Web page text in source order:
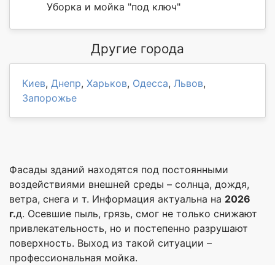
Уборка и мойка "под ключ"
Другие города
Киев, Днепр, Харьков, Одесса, Львов,
Запорожье
Фасады зданий находятся под постоянными
воздействиями внешней среды – солнца, дождя,
ветра, снега и т. Информация актуальна на 2026
г.д. Осевшие пыль, грязь, смог не только снижают
привлекательность, но и постепенно разрушают
поверхность. Выход из такой ситуации –
профессиональная мойка.